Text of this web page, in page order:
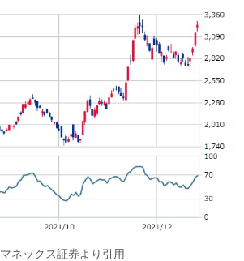
マネックス証券より引用